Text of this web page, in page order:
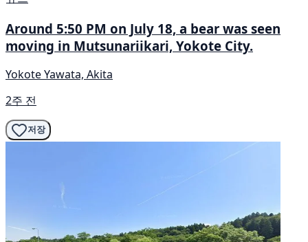
Around 5:50 PM on July 18, a bear was seen
moving in Mutsunariikari, Yokote City.
Yokote Yawata, Akita
2주 전
저장